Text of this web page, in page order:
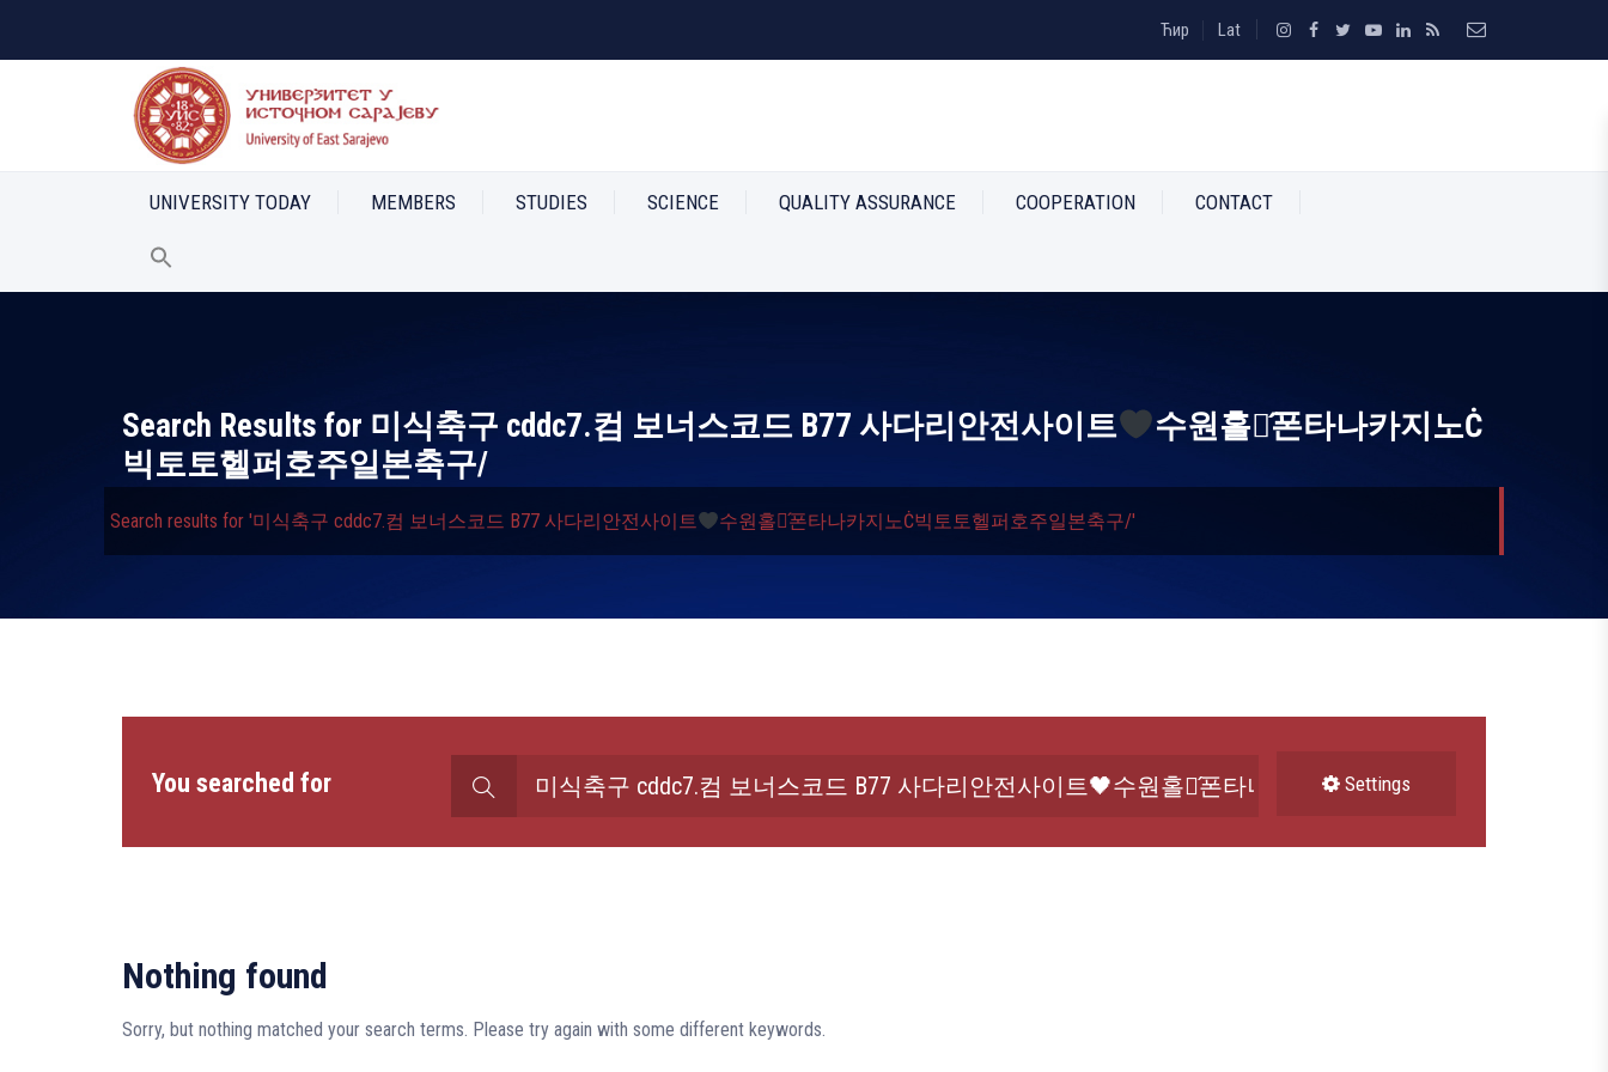
Ћир Lat
UNIVERSITY TODAY MEMBERS STUDIES SCIENCE QUALITY ASSURANCE COOPERATION CONTACT
Search Results for 미식축구 cddc7.컴 보너스코드 B77 사다리안전사이트
수원홀덤́폰타나카지노Ċ
빅토토헬퍼호주일본축구/
Search results for '미식축구 cddc7.컴 보너스코드 B77 사다리안전사이트 수원홀덤́폰타나카지노Ċ빅토토헬퍼호주일본축구/'
You searched for
for:
Settings
Nothing found
Sorry, but nothing matched your search terms. Please try again with some different keywords.